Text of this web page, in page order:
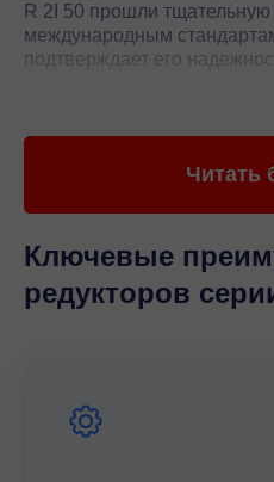
R 2I 50 прошли тщательную
международным
подтверждает его
службы. Оптимальная
тяжелых условий
интегрируется в
линии, что делает его
своими инновационными
уровнем качества,
Читать
Ключевые
редукторов